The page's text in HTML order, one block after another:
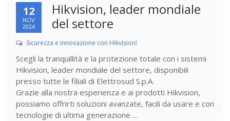
12
NOV
2024
Hikvision, leader mondiale
del settore
Sicurezza e innovazione con Hikvision!
Scegli la tranquillità e la protezione totale con i sistemi
Hikvision, leader mondiale del settore, disponibili
presso tutte le filiali di Elettrosud S.p.A.
Grazie alla nostra esperienza e ai prodotti Hikvision,
possiamo offrirti soluzioni avanzate, facili da usare e con
tecnologie di ultima generazione ...